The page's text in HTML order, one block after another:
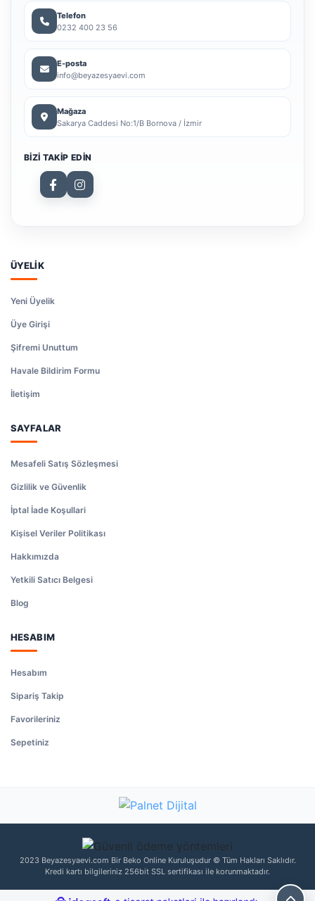
Telefon
0232 400 23 56
E-posta
info@beyazesyaevi.com
Mağaza
Sakarya Caddesi No:1/B Bornova / İzmir
BIZI TAKIP EDIN
ÜYELİK
Yeni Üyelik
Üye Girişi
Şifremi Unuttum
Havale Bildirim Formu
İletişim
SAYFALAR
Mesafeli Satış Sözleşmesi
Gizlilik ve Güvenlik
İptal İade Koşullari
Kişisel Veriler Politikası
Hakkımızda
Yetkili Satıcı Belgesi
Blog
HESABIM
Hesabım
Sipariş Takip
Favorileriniz
Sepetiniz
2023 Beyazesyaevi.com Bir Beko Online Kuruluşudur © Tüm Hakları Saklıdır.
Kredi kartı bilgileriniz 256bit SSL sertifikası ile korunmaktadır.